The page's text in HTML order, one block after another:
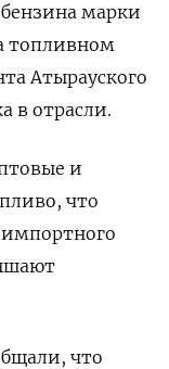
марки
топливном
Атырауского
в отрасли.
и
что
импортного
что